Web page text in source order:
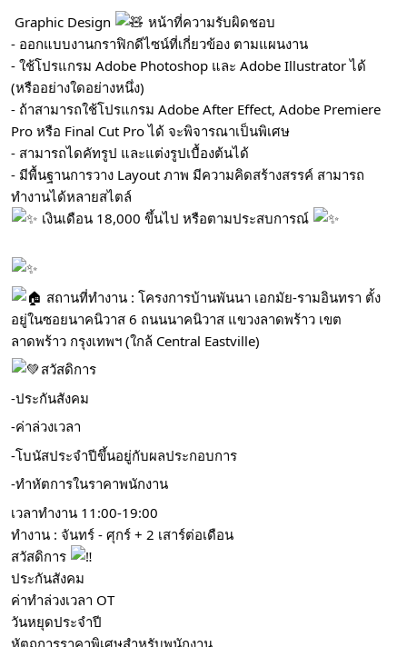
Graphic Design
หน้าที่ความรับผิดชอบ
- ออกแบบงานกราฟิกดีไซน์ที่เกี่ยวข้อง ตามแผนงาน
- ใช้โปรแกรม Adobe Photoshop และ Adobe Illustrator ได้
(หรืออย่างใดอย่างหนึ่ง)
- ถ้าสามารถใช้โปรแกรม Adobe After Effect, Adobe Premiere
Pro หรือ Final Cut Pro ได้ จะพิจารณาเป็นพิเศษ
- สามารถไดคัทรูป และแต่งรูปเบื้องต้นได้
- มีพื้นฐานการวาง Layout ภาพ มีความคิดสร้างสรรค์ สามารถ
ทำงานได้หลายสไตล์
เงินเดือน 18,000 ขึ้นไป หรือตามประสบการณ์
สถานที่ทำงาน : โครงการบ้านพันนา เอกมัย-รามอินทรา ตั้ง
อยู่ในซอยนาคนิวาส 6 ถนนนาคนิวาส แขวงลาดพร้าว เขต
ลาดพร้าว กรุงเทพฯ (ใกล้ Central Eastville)
สวัสดิการ
-ประกันสังคม
-ค่าล่วงเวลา
-โบนัสประจำปีขึ้นอยู่กับผลประกอบการ
-ทำหัตการในราคาพนักงาน
เวลาทำงาน 11:00-19:00
ทำงาน : จันทร์ - ศุกร์ + 2 เสาร์ต่อเดือน
สวัสดิการ
ประกันสังคม
ค่าทำล่วงเวลา OT
วันหยุดประจำปี
หัตถการราคาพิเศษสำหรับพนักงาน